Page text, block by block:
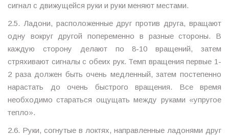
сигнал с движущейся руки и руки меняют местами.
2.5. Ладони, расположенные друг против друга, вращают
одну вокруг другой попеременно в разные стороны. В
каждую сторону делают по 8-10 вращений, затем
стряхивают сигналы с обеих рук. Темп вращения первые 1-
2 раза должен быть очень медленный, затем постепенно
нарастать до очень быстрого вращения. Все время
необходимо стараться ощущать между руками «упругое
тепло».
2.6. Руки, согнутые в локтях, направленные ладонями друг